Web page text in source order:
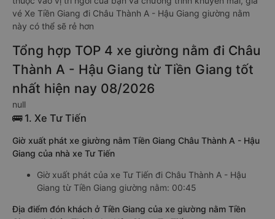
vé Xe Tiền Giang đi Châu Thành A - Hậu Giang giường nằm
này có thể sẽ rẻ hơn
Tổng hợp TOP 4 xe giường nằm đi Châu
Thành A - Hậu Giang từ Tiền Giang tốt
nhất hiện nay 08/2026
null
🚌 1. Xe Tư Tiến
Giờ xuất phát xe giường nằm Tiền Giang Châu Thành A - Hậu
Giang của nhà xe Tư Tiến
Giờ xuất phát của xe Tư Tiến đi Châu Thành A - Hậu
Giang từ Tiền Giang giường nằm: 00:45
Địa điểm đón khách ở Tiền Giang của xe giường nằm Tiền